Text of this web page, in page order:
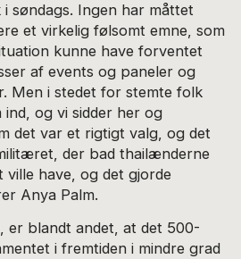
søndags. Ingen har måttet
et virkelig følsomt emne, som
kunne have forventet
af events og paneler og
Men i stedet for stemte folk
og vi sidder her og
det var et rigtigt valg, og det
der bad thailænderne
have, og det gjorde
Anya Palm.
er blandt andet, at det 500-
i fremtiden i mindre grad